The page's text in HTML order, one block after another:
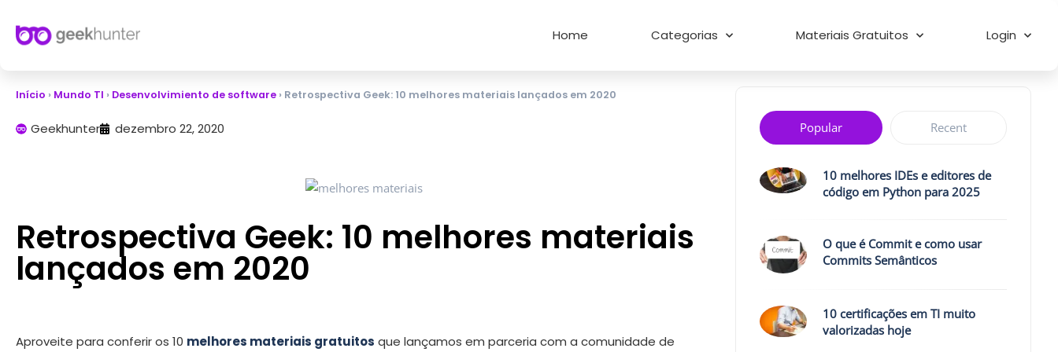
Home Categorias Materiais Gratuitos Login
Início › Mundo TI › Desenvolvimiento de software › Retrospectiva Geek: 10 melhores materiais lançados em 2020
Geekhunter dezembro 22, 2020
Retrospectiva Geek: 10 melhores materiais
lançados em 2020
Aproveite para conferir os 10 melhores materiais gratuitos que lançamos em parceria com a comunidade de
Popular Recent
10 melhores IDEs e editores de
código em Python para 2025
O que é Commit e como usar
Commits Semânticos
10 certificações em TI muito
valorizadas hoje